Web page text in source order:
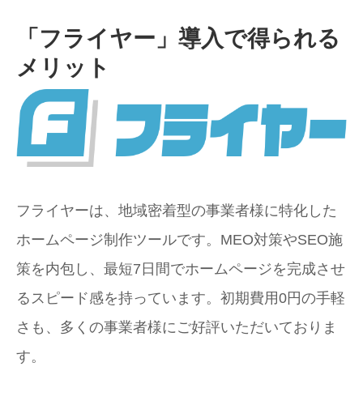
「フライヤー」導入で得られる
メリット
フライヤーは、地域密着型の事業者様に特化した
ホームページ制作ツールです。MEO対策やSEO施
策を内包し、最短7日間でホームページを完成させ
るスピード感を持っています。初期費用0円の手軽
さも、多くの事業者様にご好評いただいておりま
す。